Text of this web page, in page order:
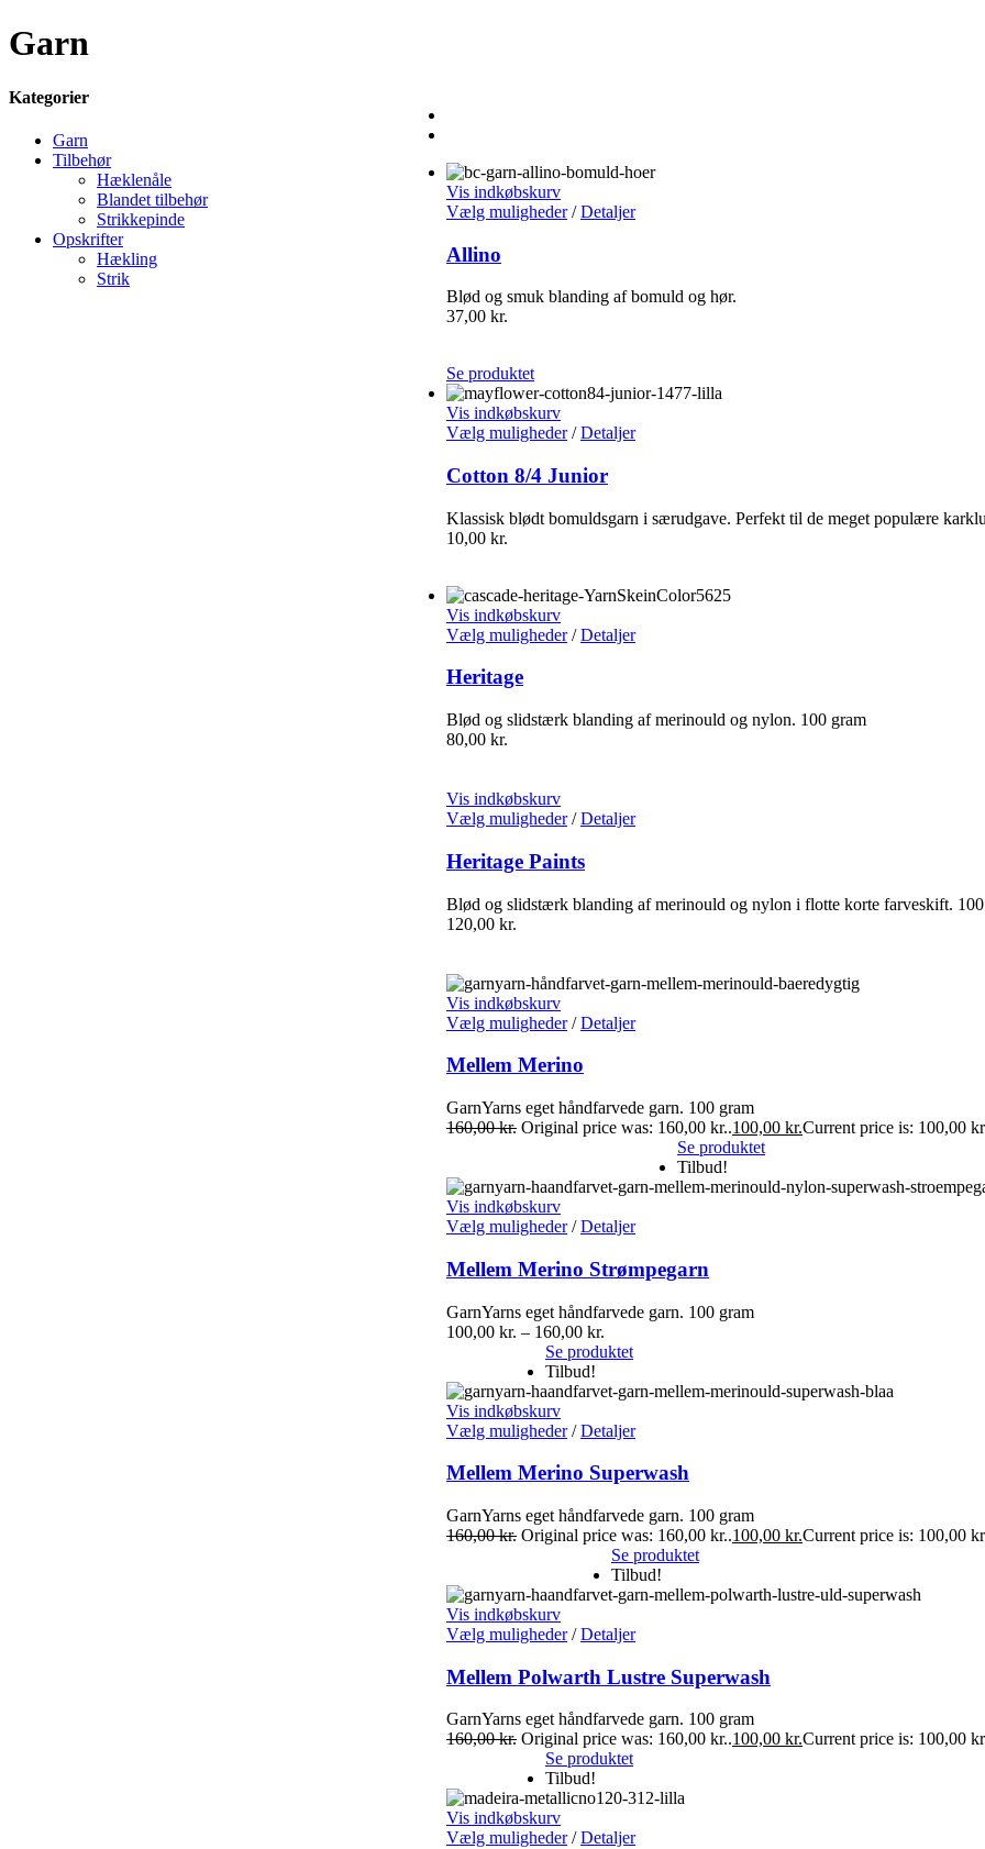
Garn
Vis indkøbskurv
Vælg muligheder/ Detaljer
Allino
Blød og smuk blanding af bomuld og hør.
37,00 kr.
Se produktet
Vis indkøbskurv
Vælg muligheder/ Detaljer
Cotton 8/4 Junior
Klassisk blødt bomuldsgarn i særudgave. Perfekt til de meget populære
10,00 kr.
Vis indkøbskurv
Vælg muligheder/ Detaljer
Heritage
Blød og slidstærk blanding af merinould og nylon. 100 gram
80,00 kr.
Vis indkøbskurv
Vælg muligheder/ Detaljer
Heritage Paints
Blød og slidstærk blanding af merinould og nylon i flotte korte farveskift.
120,00 kr.
Vis indkøbskurv
Vælg muligheder/ Detaljer
Mellem Merino
GarnYarns eget håndfarvede garn. 100 gram
160,00kr. Original price was: 160,00 kr..100,00 kr.Current price is: 100,00
Se produktet
Tilbud!
Vis indkøbskurv
Vælg muligheder/ Detaljer
Mellem Merino Strømpegarn
GarnYarns eget håndfarvede garn. 100 gram
100,00 kr. – 160,00 kr.
Se produktet
Tilbud!
Vis indkøbskurv
Vælg muligheder/ Detaljer
Mellem Merino Superwash
GarnYarns eget håndfarvede garn. 100 gram
160,00kr. Original price was: 160,00 kr..100,00 kr.Current price is: 100,00
Se produktet
Tilbud!
Vis indkøbskurv
Vælg muligheder/ Detaljer
Mellem Polwarth Lustre Superwash
GarnYarns eget håndfarvede garn. 100 gram
160,00kr. Original price was: 160,00 kr..100,00 kr.Current price is: 100,00
Se produktet
Tilbud!
Vis indkøbskurv
Vælg muligheder/ Detaljer
Kategorier
Garn
Tilbehør
Hæklenåle
Blandet tilbehør
Strikkepinde
Opskrifter
Hækling
Strik